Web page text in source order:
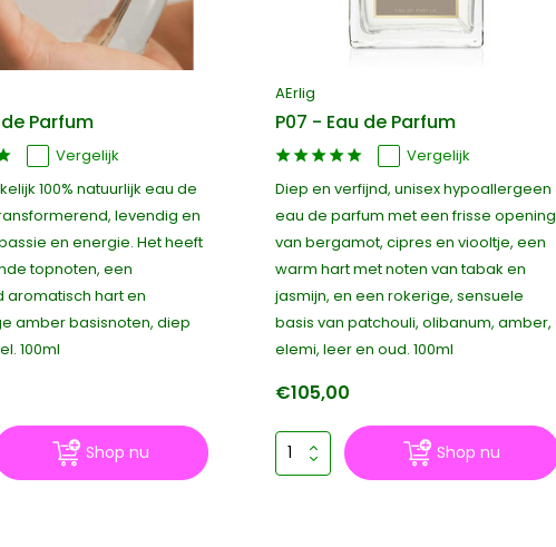
de Parfum
Vergelijk
100% natuurlijk eau de
levendig en
en energie. Het heeft
topnoten, een
aromatisch hart en
amber basisnoten, diep
100ml
Shop nu
AErlig
P07 - Eau de Parfum
Vergelijk
Diep en verfijnd, unisex hypoallergeen
eau de parfum met een frisse opening
van bergamot, cipres en viooltje, een
warm hart met noten van tabak en
jasmijn, en een rokerige, sensuele
basis van patchouli, olibanum, amber,
elemi, leer en oud. 100ml
€105,00
Shop nu